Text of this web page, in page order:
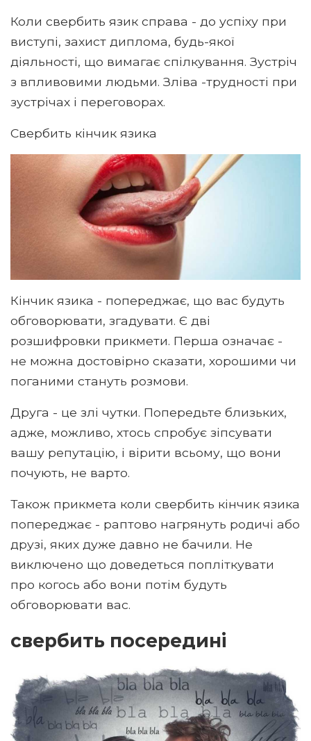
Коли свербить язик справа - до успіху при
виступі, захист диплома, будь-якої
діяльності, що вимагає спілкування. Зустріч
з впливовими людьми. Зліва -трудності при
зустрічах і переговорах.
Свербить кінчик язика
Кінчик язика - попереджає, що вас будуть
обговорювати, згадувати. Є дві
розшифровки прикмети. Перша означає -
не можна достовірно сказати, хорошими чи
поганими стануть розмови.
Друга - це злі чутки. Попередьте близьких,
адже, можливо, хтось спробує зіпсувати
вашу репутацію, і вірити всьому, що вони
почують, не варто.
Також прикмета коли свербить кінчик язика
попереджає - раптово нагрянуть родичі або
друзі, яких дуже давно не бачили. Не
виключено що доведеться попліткувати
про когось або вони потім будуть
обговорювати вас.
свербить посередині